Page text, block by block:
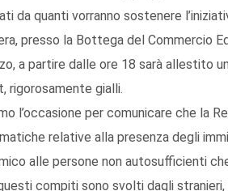
da quanti vorranno sostenere
presso la Bottega del Commercio
a partire dalle ore 18 sarà allestito
rigorosamente gialli.
l’occasione per comunicare che la
relative alla presenza degli
alle persone non autosufficienti
compiti sono svolti dagli